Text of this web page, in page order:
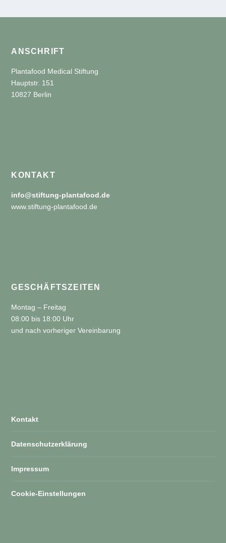
ANSCHRIFT
Plantafood Medical Stiftung
Hauptstr. 151
10827 Berlin
KONTAKT
info@stiftung-plantafood.de
www.stiftung-plantafood.de
GESCHÄFTSZEITEN
Montag – Freitag
08:00 bis 18:00 Uhr
und nach vorheriger Vereinbarung
Kontakt
Datenschutzerklärung
Impressum
Cookie-Einstellungen